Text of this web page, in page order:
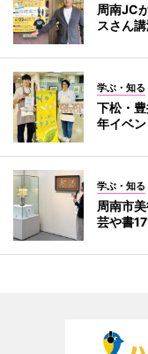
周南JC
スさん
学ぶ・知る
下松・
年イベ
学ぶ・知る
周南市
芸や書